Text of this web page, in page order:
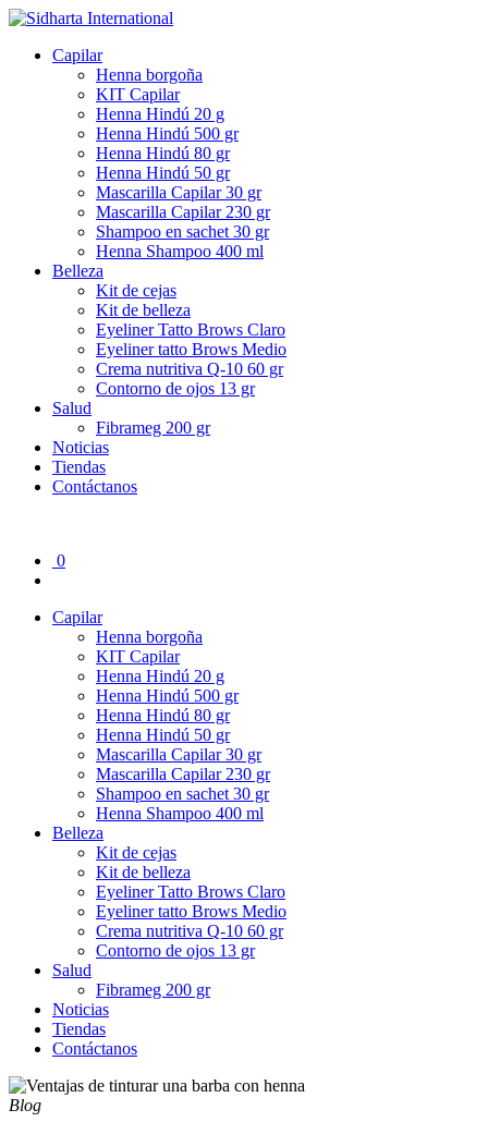
Capilar
Henna borgoña
KIT Capilar
Henna Hindú 20 g
Henna Hindú 500 gr
Henna Hindú 80 gr
Henna Hindú 50 gr
Mascarilla Capilar 30 gr
Mascarilla Capilar 230 gr
Shampoo en sachet 30 gr
Henna Shampoo 400 ml
Belleza
Kit de cejas
Kit de belleza
Eyeliner Tatto Brows Claro
Eyeliner tatto Brows Medio
Crema nutritiva Q-10 60 gr
Contorno de ojos 13 gr
Salud
Fibrameg 200 gr
Noticias
Tiendas
Contáctanos
0
Capilar
Henna borgoña
KIT Capilar
Henna Hindú 20 g
Henna Hindú 500 gr
Henna Hindú 80 gr
Henna Hindú 50 gr
Mascarilla Capilar 30 gr
Mascarilla Capilar 230 gr
Shampoo en sachet 30 gr
Henna Shampoo 400 ml
Belleza
Kit de cejas
Kit de belleza
Eyeliner Tatto Brows Claro
Eyeliner tatto Brows Medio
Crema nutritiva Q-10 60 gr
Contorno de ojos 13 gr
Salud
Fibrameg 200 gr
Noticias
Tiendas
Contáctanos
Blog